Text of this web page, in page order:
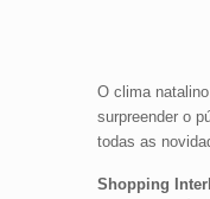
O clima
surpreender o
todas as
Shopping